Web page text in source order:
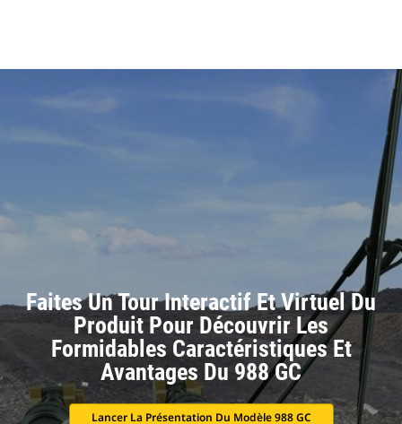
Faites Un Tour Interactif Et Virtuel Du
Produit Pour Découvrir Les
Formidables Caractéristiques Et
Avantages Du 988 GC
Lancer La Présentation Du Modèle 988 GC